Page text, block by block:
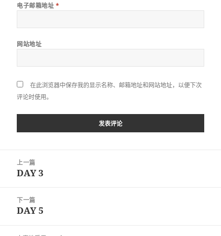
电子邮箱地址 *
网站地址
在此浏览器中保存我的显示名称、邮箱地址和网站地址，以便下次
评论时使用。
上一篇
上
文
章：
DAY 3
下一篇
下
DAY 5